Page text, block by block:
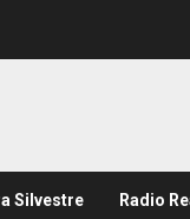
Silvestre Radio